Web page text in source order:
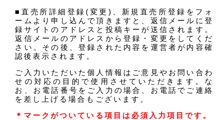
■直売所詳細登録(変更)、新規直売所登録をフォ
ームより申し込んで頂きますと、返信メールに登
録サイトのアドレスと投稿キーが送信されます。
返信メールのアドレスから登録・変更をしてくだ
さい。その後、登録された内容を運営者が内容確
認後表示されます。
ご入力いただいた個人情報はご意見やお問い合わ
せの対応の目的で使用させていただきます。な
お、お電話番号をご入力の場合、お電話でご連絡
を差し上げる場合もございます。
＊マークがついている項目は必須入力項目です。